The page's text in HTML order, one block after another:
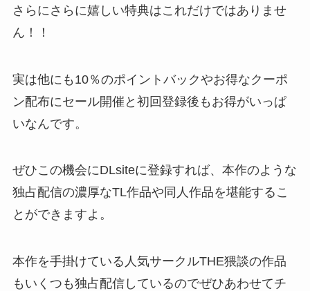
さらにさらに嬉しい特典はこれだけではありませ
ん！！
実は他にも10％のポイントバックやお得なクーポ
ン配布にセール開催と初回登録後もお得がいっぱ
いなんです。
ぜひこの機会にDLsiteに登録すれば、本作のような
独占配信の濃厚なTL作品や同人作品を堪能するこ
とができますよ。
本作を手掛けている人気サークルTHE猥談の作品
もいくつも独占配信しているのでぜひあわせてチ